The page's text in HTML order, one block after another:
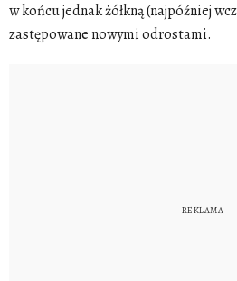
w końcu jednak żółkną (najpóźniej
zastępowane nowymi odrostami.